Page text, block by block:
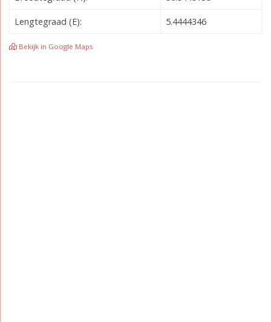
Lengtegraad (E): 5.4444346
Bekijk in Google Maps